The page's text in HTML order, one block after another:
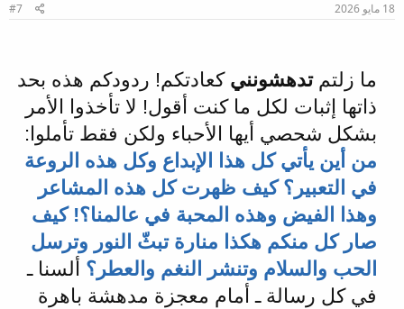
ت
18 مايو 2026 #7
ما زلتمتدهشونني كعادتكم! ردودكم هذه بحد
ذاتها إثبات لكل ما كنت أقول! لا تأخذوا الأمر
بشكل شحصي أيها الأحباء ولكن فقط تأملوا:
من أين يأتي كل هذا الإبداع وكل هذه الروعة
في التعبير؟ كيف ظهرت كل هذه المشاعر
وهذا الفيض وهذه المحبة في عالمنا؟! كيف
صار كل منكم هكذا منارة تبثّ النور وترسل
الحب والسلام وتنشر النغم والعطر؟ ألسنا ـ
في كل رسالة ـ أمام معجزة مدهشة باهرة